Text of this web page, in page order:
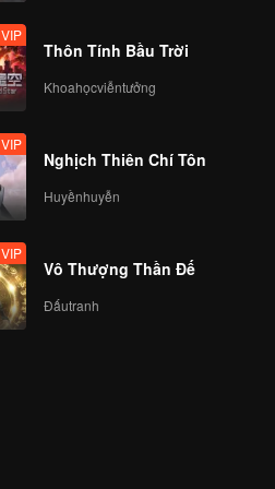
VIP
Thôn Tính Bầu Trời
Khoahọcviễntưởng
VIP
Nghịch Thiên Chí Tôn
Huyềnhuyễn
VIP
Vô Thượng Thần Đế
Đấutranh